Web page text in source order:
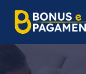
contenuto